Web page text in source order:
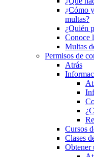
¿Cómo
multas?
¿Quién
Conoce
Multas
Permisos de
Atrás
Cursos
Clases
Obtener